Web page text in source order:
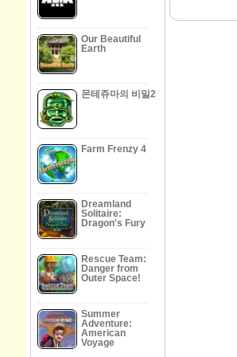
Our Beautiful
Earth
몬테쥬마의 비밀2
Farm Frenzy 4
Dreamland
Solitaire:
Dragon's Fury
Rescue Team:
Danger from
Outer Space!
Summer
Adventure:
American
Voyage